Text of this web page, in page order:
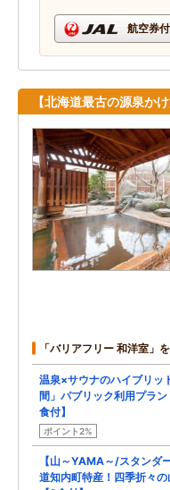
航空券
【北海道最古の源泉か
「バリアフリー 和洋室」
温泉×サウナのハイブリッ
間」パブリック利用プラ
食付】
ポイント2%
【山～YAMA～/スタンダ
道知内町特産！四季折々